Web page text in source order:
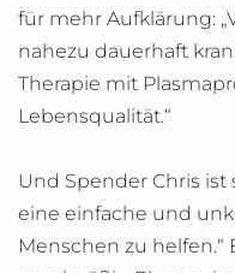
für mehr Aufklärung:
nahezu dauerhaft
Therapie mit
Lebensqualität.“
Und Spender Chris ist
eine einfache und
Menschen zu helfen.“